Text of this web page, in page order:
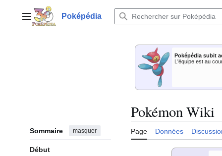
contenuMenu principalPoképédia
Poképédia subit
L'équipe est au
Sommaire masquer
Début
Pokémon Wiki
Page Données